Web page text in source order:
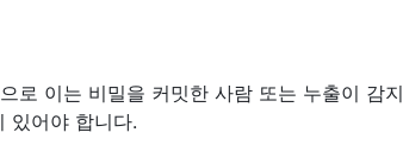
로 이는 비밀을 커밋한 사람 또는 누출이 감지
있어야 합니다.